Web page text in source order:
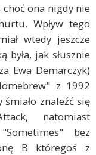
ona nigdy nie
Wpływ tego
wtedy jeszcze
jak słusznie
Ewa Demarczyk)
z 1992
znaleźć się
natomiast
bez
B któregoś z